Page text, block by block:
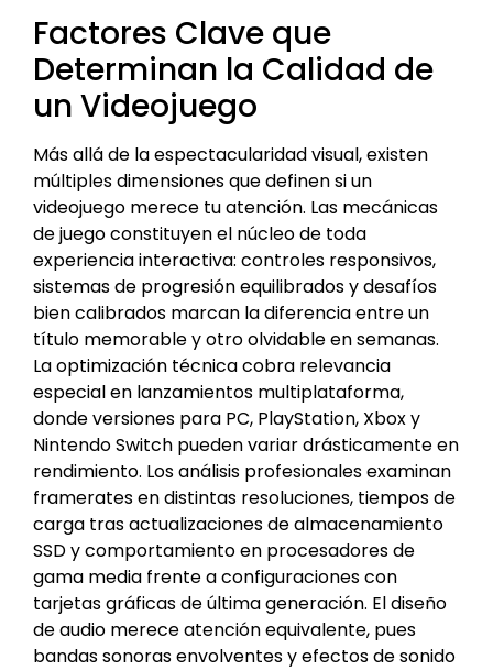
Factores Clave que
Determinan la Calidad de
un Videojuego
Más allá de la espectacularidad visual, existen
múltiples dimensiones que definen si un
videojuego merece tu atención. Las mecánicas
de juego constituyen el núcleo de toda
experiencia interactiva: controles responsivos,
sistemas de progresión equilibrados y desafíos
bien calibrados marcan la diferencia entre un
título memorable y otro olvidable en semanas.
La optimización técnica cobra relevancia
especial en lanzamientos multiplataforma,
donde versiones para PC, PlayStation, Xbox y
Nintendo Switch pueden variar drásticamente en
rendimiento. Los análisis profesionales examinan
framerates en distintas resoluciones, tiempos de
carga tras actualizaciones de almacenamiento
SSD y comportamiento en procesadores de
gama media frente a configuraciones con
tarjetas gráficas de última generación. El diseño
de audio merece atención equivalente, pues
bandas sonoras envolventes y efectos de sonido